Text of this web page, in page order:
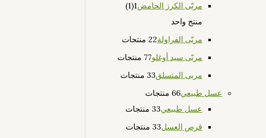
مربّى الكرز الحامض1
(1)
منتج واحد
مربّى الفراولة 22 منتجات
مربّى سيد أوغلو 77 منتجات
مربى المتسلق 33 منتجات
عسل طبيعي 66 منتجات
عسل طبيعي 33 منتجات
قرص العسل 33 منتجات